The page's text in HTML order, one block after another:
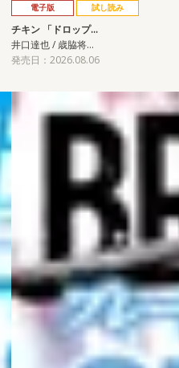
電子版 試し読み
チキン 「ドロップ…
井口達也 / 歳脇将…
発売日：2026.08.06